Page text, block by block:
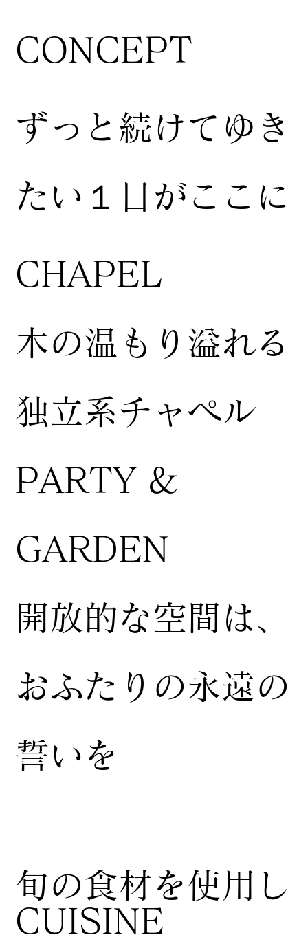
CONCEPT
ずっと続けてゆき
たい１日がここに
CUISINE
​旬の食材を使用し
CHAPEL
木の温もり溢れる
独立系チャペル
PARTY &
GARDEN
開放的な空間は、
おふたりの永遠の
誓いを